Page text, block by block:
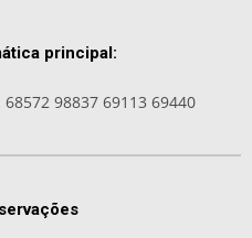
principal:
98837 69113 69440